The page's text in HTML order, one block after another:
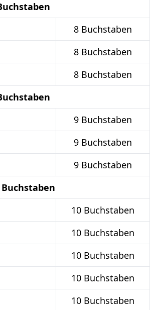
8 Buchstaben
8 Buchstaben
8 Buchstaben
9 Buchstaben
9 Buchstaben
9 Buchstaben
10 Buchstaben
10 Buchstaben
10 Buchstaben
10 Buchstaben
10 Buchstaben